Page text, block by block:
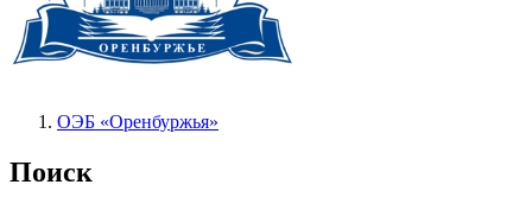
ОЭБ «Оренбуржья»
Поиск